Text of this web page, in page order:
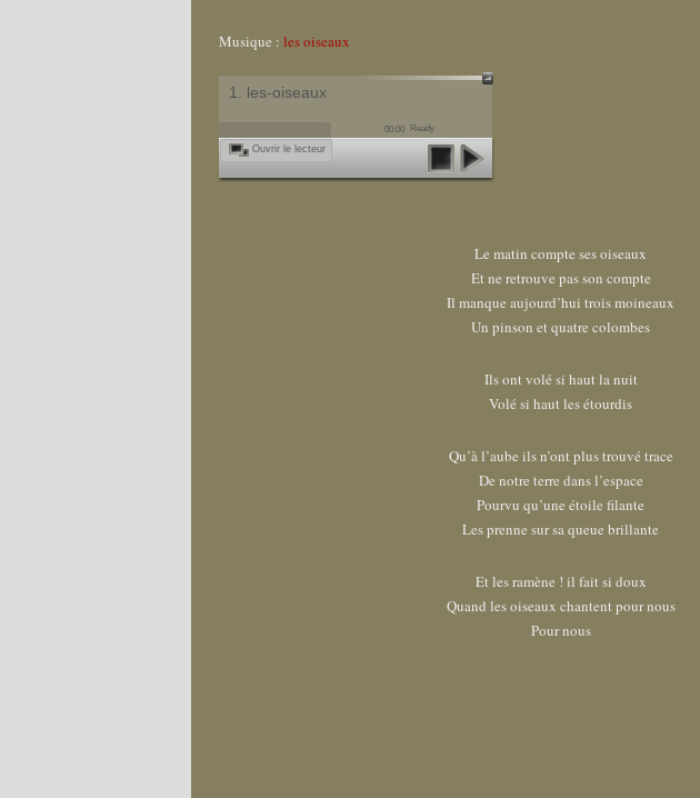
Musique : les oiseaux
1. les-oiseaux
00:00 Ready
Ouvrir le lecteur
Le matin compte ses oiseaux
Et ne retrouve pas son compte
Il manque aujourd’hui trois moineaux
Un pinson et quatre colombes
Ils ont volé si haut la nuit
Volé si haut les étourdis
Qu’à l’aube ils n’ont plus trouvé trace
De notre terre dans l’espace
Pourvu qu’une étoile filante
Les prenne sur sa queue brillante
Et les ramène ! il fait si doux
Quand les oiseaux chantent pour nous
Pour nous